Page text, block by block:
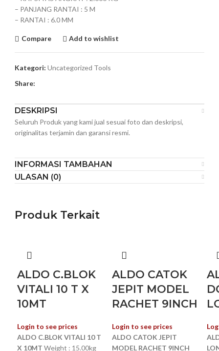
– PANJANG RANTAI : 5 M
– RANTAI : 6.0 MM
Compare Add to wishlist
Kategori: Uncategorized Tools
Share:
DESKRIPSI
Seluruh Produk yang kami jual sesuai foto dan deskripsi,
originalitas terjamin dan garansi resmi.
INFORMASI TAMBAHAN
ULASAN (0)
Produk Terkait
ALDO C.BLOK
VITALI 10 T X
10MT
Login to see prices
ALDO C.BLOK VITALI 10 T
X 10MT Weight : 15.00kg
ALDO CATOK
JEPIT MODEL
RACHET 9INCH
Login to see prices
ALDO CATOK JEPIT
MODEL RACHET 9INCH